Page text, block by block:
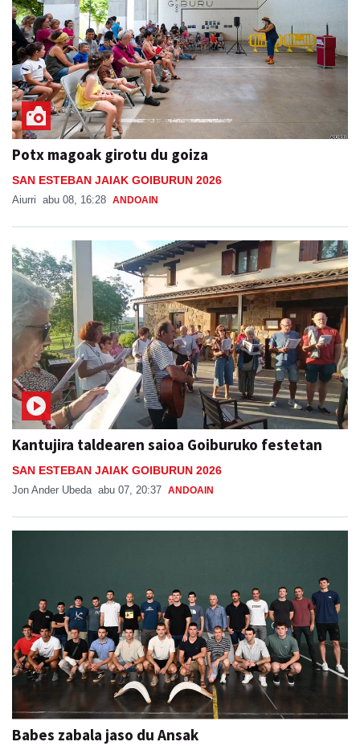
Potx magoak girotu du goiza
SAN ESTEBAN JAIAK GOIBURUN 2026
Aiurri abu 08, 16:28 ANDOAIN
Kantujira taldearen saioa Goiburuko festetan
SAN ESTEBAN JAIAK GOIBURUN 2026
Jon Ander Ubeda abu 07, 20:37 ANDOAIN
Babes zabala jaso du Ansak